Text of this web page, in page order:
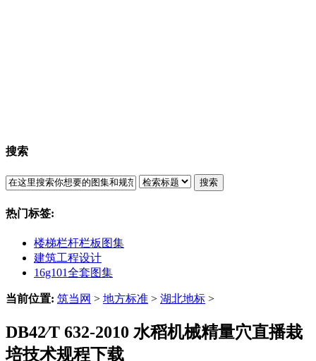
搜索
搜索
热门标签:
楼梯栏杆栏板图集
建筑工程设计
16g101全套图集
当前位置: 筑当网 > 地方标准 > 湖北地标 >
DB42∕T 632-2010 水稻机械精量穴直播栽
培技术规程下载